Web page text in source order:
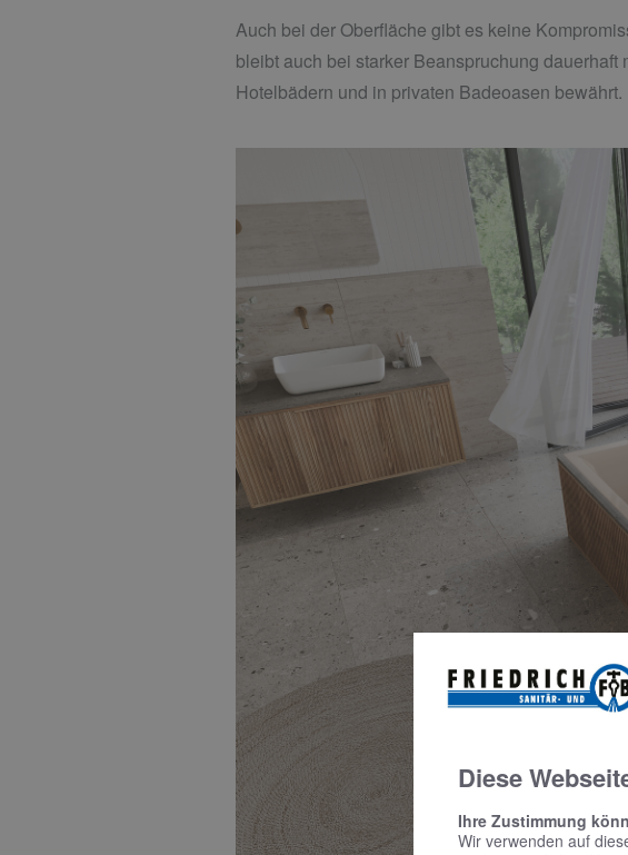
Auch bei der Oberfläche gibt es keine
bleibt auch bei starker Beanspruchung
Hotelbädern und in privaten Badeoasen bewährt.
Diese
Ihre Zustimmung
Wir verwenden auf